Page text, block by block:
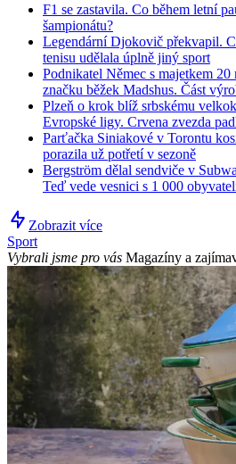
F1 se zastavila. Co během letní
šampionátu?
Legendární Djokovič překvapil.
tenisu udělala úplně jiný sport
Podnikatel Němec s majetkem
značku běžek Madshus. Část
Plzeň o krok blíž srbskému
Evropské ligy. Crvena zvezda
Parťačka Siniakové v Torontu
porazila už potřetí v sezoně
Bergström dělal sendviče v
Teď vede vesnici s 1 000
Zobrazit více
Sport
Vybrali jsme pro vás Magazíny a